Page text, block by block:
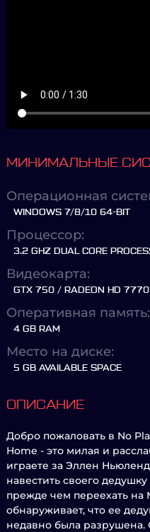
МИНИМАЛЬНЫЕ
Операционная
WINDOWS 7/8/10 64-BIT
Процессор:
3.2 GHZ DUAL CORE
Видеокарта:
GTX 750 / RADEON HD 7770
Оперативная память:
4 GB RAM
Место на диске:
5 GB AVAILABLE SPACE
ОПИСАНИЕ
Добро пожаловать в No
Home - это милая и
играете за Эллен
навестить своего
прежде чем переехать на
обнаруживает, что ее
недавно была разрушена.